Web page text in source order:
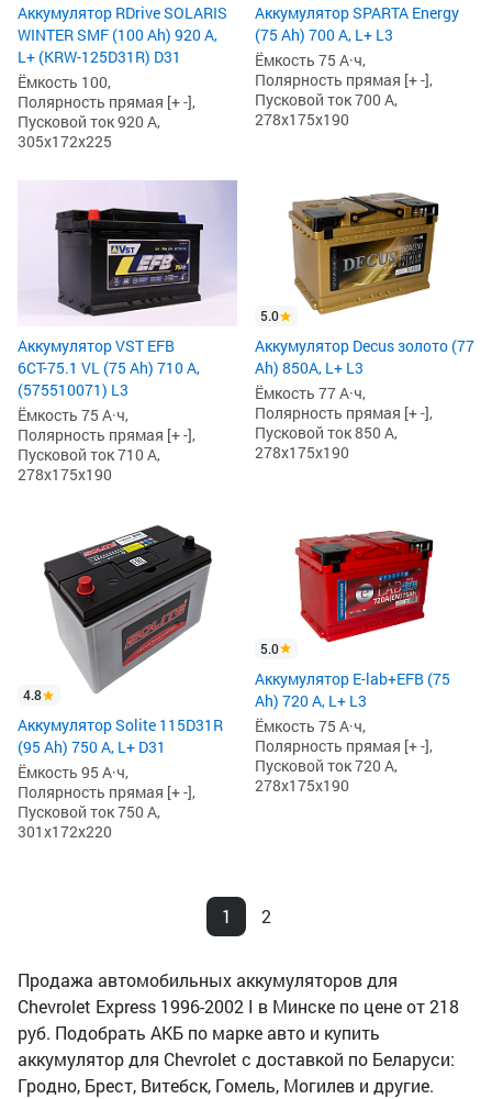
Аккумулятор RDrive SOLARIS
WINTER SMF (100 Ah) 920 А,
L+ (KRW-125D31R) D31
Ёмкость 100,
Полярность прямая [+ -],
Пусковой ток 920 А,
305x172x225
Аккумулятор SPARTA Energy
(75 Ah) 700 А, L+ L3
Ёмкость 75 А·ч,
Полярность прямая [+ -],
Пусковой ток 700 А,
278x175x190
Аккумулятор VST EFB
6СТ-75.1 VL (75 Ah) 710 А,
(575510071) L3
Ёмкость 75 А·ч,
Полярность прямая [+ -],
Пусковой ток 710 А,
278x175x190
5.0
Аккумулятор Decus золото (77
Ah) 850A, L+ L3
Ёмкость 77 А·ч,
Полярность прямая [+ -],
Пусковой ток 850 А,
278x175x190
4.8
Аккумулятор Solite 115D31R
(95 Ah) 750 А, L+ D31
Ёмкость 95 А·ч,
Полярность прямая [+ -],
Пусковой ток 750 А,
301x172x220
5.0
Аккумулятор E-lab+EFB (75
Ah) 720 А, L+ L3
Ёмкость 75 А·ч,
Полярность прямая [+ -],
Пусковой ток 720 А,
278x175x190
1 2
Продажа автомобильных аккумуляторов для
Chevrolet Express 1996-2002 I в Минске по цене от 218
руб. Подобрать АКБ по марке авто и купить
аккумулятор для Chevrolet с доставкой по Беларуси:
Гродно, Брест, Витебск, Гомель, Могилев и другие.